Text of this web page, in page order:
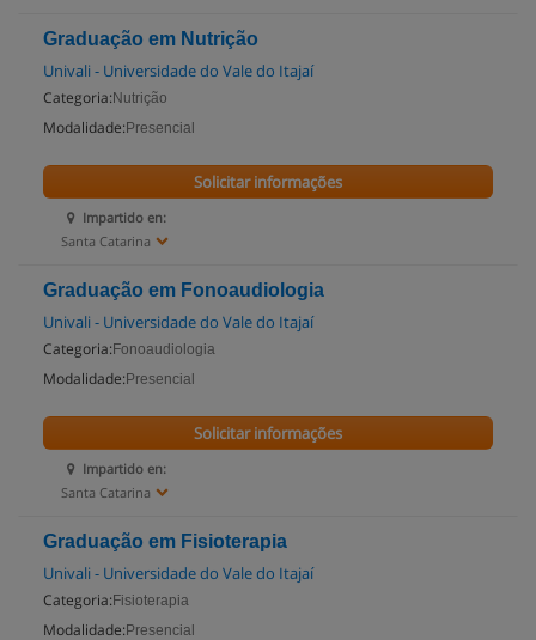
Graduação em Nutrição
Univali - Universidade do Vale do Itajaí
Categoria: Nutrição
Modalidade: Presencial
Impartido en:
Santa Catarina
Solicitar informações
Graduação em Fonoaudiologia
Univali - Universidade do Vale do Itajaí
Categoria: Fonoaudiologia
Modalidade: Presencial
Impartido en:
Santa Catarina
Solicitar informações
Graduação em Fisioterapia
Univali - Universidade do Vale do Itajaí
Categoria: Fisioterapia
Modalidade: Presencial